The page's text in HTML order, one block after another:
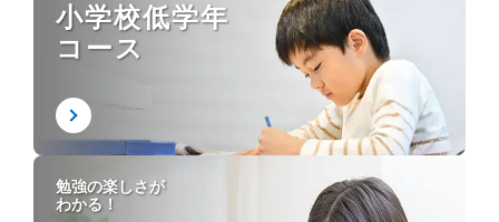
小学校低学年
コース
勉強の楽しさが
わかる！